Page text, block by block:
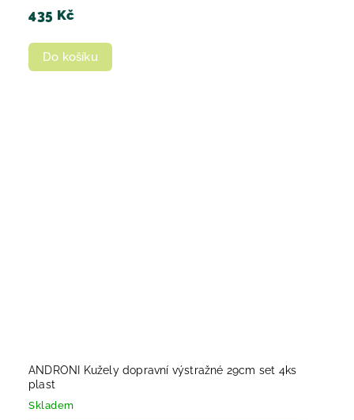
435 Kč
Do košíku
ANDRONI Kužely dopravní výstražné 29cm set 4ks
plast
Skladem